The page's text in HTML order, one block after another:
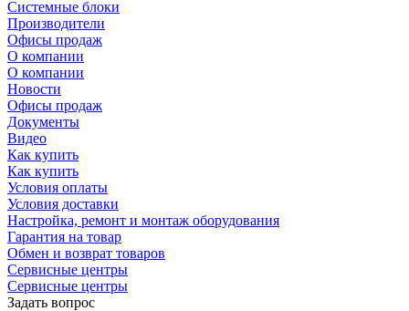
Системные блоки
Производители
Офисы продаж
О компании
О компании
Новости
Офисы продаж
Документы
Видео
Как купить
Как купить
Условия оплаты
Условия доставки
Настройка, ремонт и монтаж оборудования
Гарантия на товар
Обмен и возврат товаров
Сервисные центры
Сервисные центры
Задать вопрос